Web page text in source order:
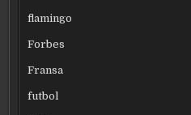
flamingo
Forbes
Fransa
futbol